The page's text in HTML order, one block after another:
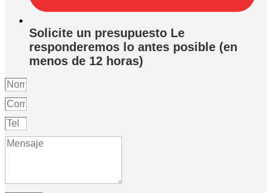
Solicite un presupuesto Le
responderemos lo antes posible (en
menos de 12 horas)